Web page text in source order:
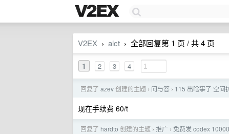
V2EX › alct › 全部回复第 1 页 / 共 4 页
1 2 3 4
回复了 azev创建的主题 › 问与答 › 115 出啥事了 空间
现在手续费 60/t
回复了 hardto 创建的主题 › 推广 › 免费发 codex